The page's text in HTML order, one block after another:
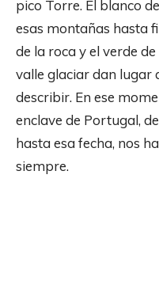
pico Torre. El blanco
esas montañas hasta
de la roca y el verde
valle glaciar dan lugar
describir. En ese
enclave de Portugal,
hasta esa fecha, nos
siempre.